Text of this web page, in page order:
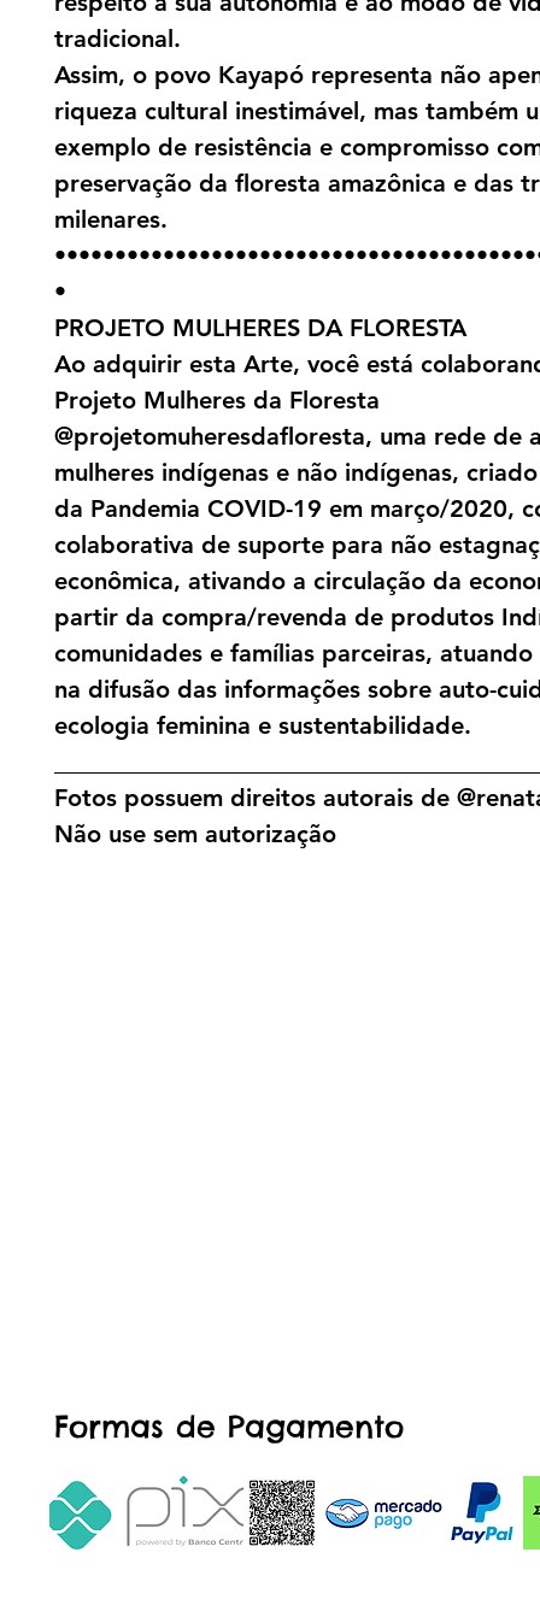
tradicional.
Assim, o povo Kayapó representa não
riqueza cultural inestimável, mas também
exemplo de resistência e compromisso
preservação da floresta amazônica e das
milenares.
•
PROJETO MULHERES DA FLORESTA
Ao adquirir esta Arte, você está
Projeto Mulheres da Floresta
@projetomuheresdafloresta, uma rede de
mulheres indígenas e não indígenas,
da Pandemia COVID-19 em março/2020,
colaborativa de suporte para não
econômica, ativando a circulação da
partir da compra/revenda de produtos
comunidades e famílias parceiras,
na difusão das informações sobre auto-
ecologia feminina e sustentabilidade.
Fotos possuem direitos autorais de
Não use sem autorização
Formas de Pagamento